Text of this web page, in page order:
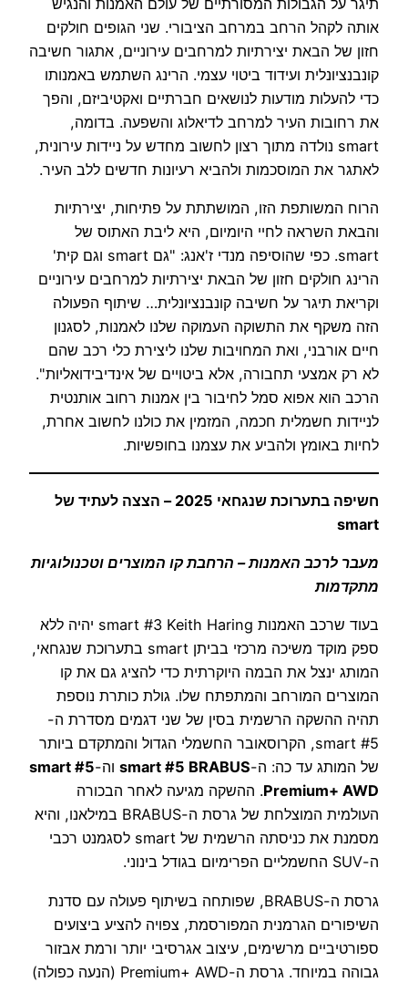
תיגר על הגבולות המסורתיים של עולם האמנות והנגיש
אותה לקהל הרחב במרחב הציבורי. שני הגופים חולקים
חזון של הבאת יצירתיות למרחבים עירוניים, אתגור חשיבה
קונבנציונלית ועידוד ביטוי עצמי. הרינג השתמש באמנותו
כדי להעלות מודעות לנושאים חברתיים ואקטיביזם, והפך
את רחובות העיר למרחב לדיאלוג והשפעה. בדומה,
smart נולדה מתוך רצון לחשוב מחדש על ניידות עירונית,
לאתגר את המוסכמות ולהביא רעיונות חדשים ללב העיר.
הרוח המשותפת הזו, המושתתת על פתיחות, יצירתיות
והבאת השראה לחיי היומיום, היא ליבת האתוס של
smart. כפי שהוסיפה מנדי ז'אנג: "גם smart וגם קית'
הרינג חולקים חזון של הבאת יצירתיות למרחבים עירוניים
וקריאת תיגר על חשיבה קונבנציונלית… שיתוף הפעולה
הזה משקף את התשוקה העמוקה שלנו לאמנות, לסגנון
חיים אורבני, ואת המחויבות שלנו ליצירת כלי רכב שהם
לא רק אמצעי תחבורה, אלא ביטויים של אינדיבידואליות".
הרכב הוא אפוא סמל לחיבור בין אמנות רחוב אותנטית
לניידות חשמלית חכמה, המזמין את כולנו לחשוב אחרת,
לחיות באומץ ולהביע את עצמנו בחופשיות.
חשיפה בתערוכת שנגחאי 2025 – הצצה לעתיד של
smart
מעבר לרכב האמנות – הרחבת קו המוצרים וטכנולוגיות
מתקדמות
בעוד שרכב האמנות smart #3 Keith Haring יהיה ללא
ספק מוקד משיכה מרכזי בביתן smart בתערוכת שנגחאי,
המותג ינצל את הבמה היוקרתית כדי להציג גם את קו
המוצרים המורחב והמתפתח שלו. גולת כותרת נוספת
תהיה ההשקה הרשמית בסין של שני דגמים מסדרת ה-
smart #5, הקרוסאובר החשמלי הגדול והמתקדם ביותר
של המותג עד כה: ה-smart #5 BRABUS וה-smart #5
Premium+ AWD. ההשקה מגיעה לאחר הבכורה
העולמית המוצלחת של גרסת ה-BRABUS במילאנו, והיא
מסמנת את כניסתה הרשמית של smart לסגמנט רכבי
ה-SUV החשמליים הפרימיום בגודל בינוני.
גרסת ה-BRABUS, שפותחה בשיתוף פעולה עם סדנת
השיפורים הגרמנית המפורסמת, צפויה להציע ביצועים
ספורטיביים מרשימים, עיצוב אגרסיבי יותר ורמת אבזור
גבוהה במיוחד. גרסת ה-Premium+ AWD (הנעה כפולה)